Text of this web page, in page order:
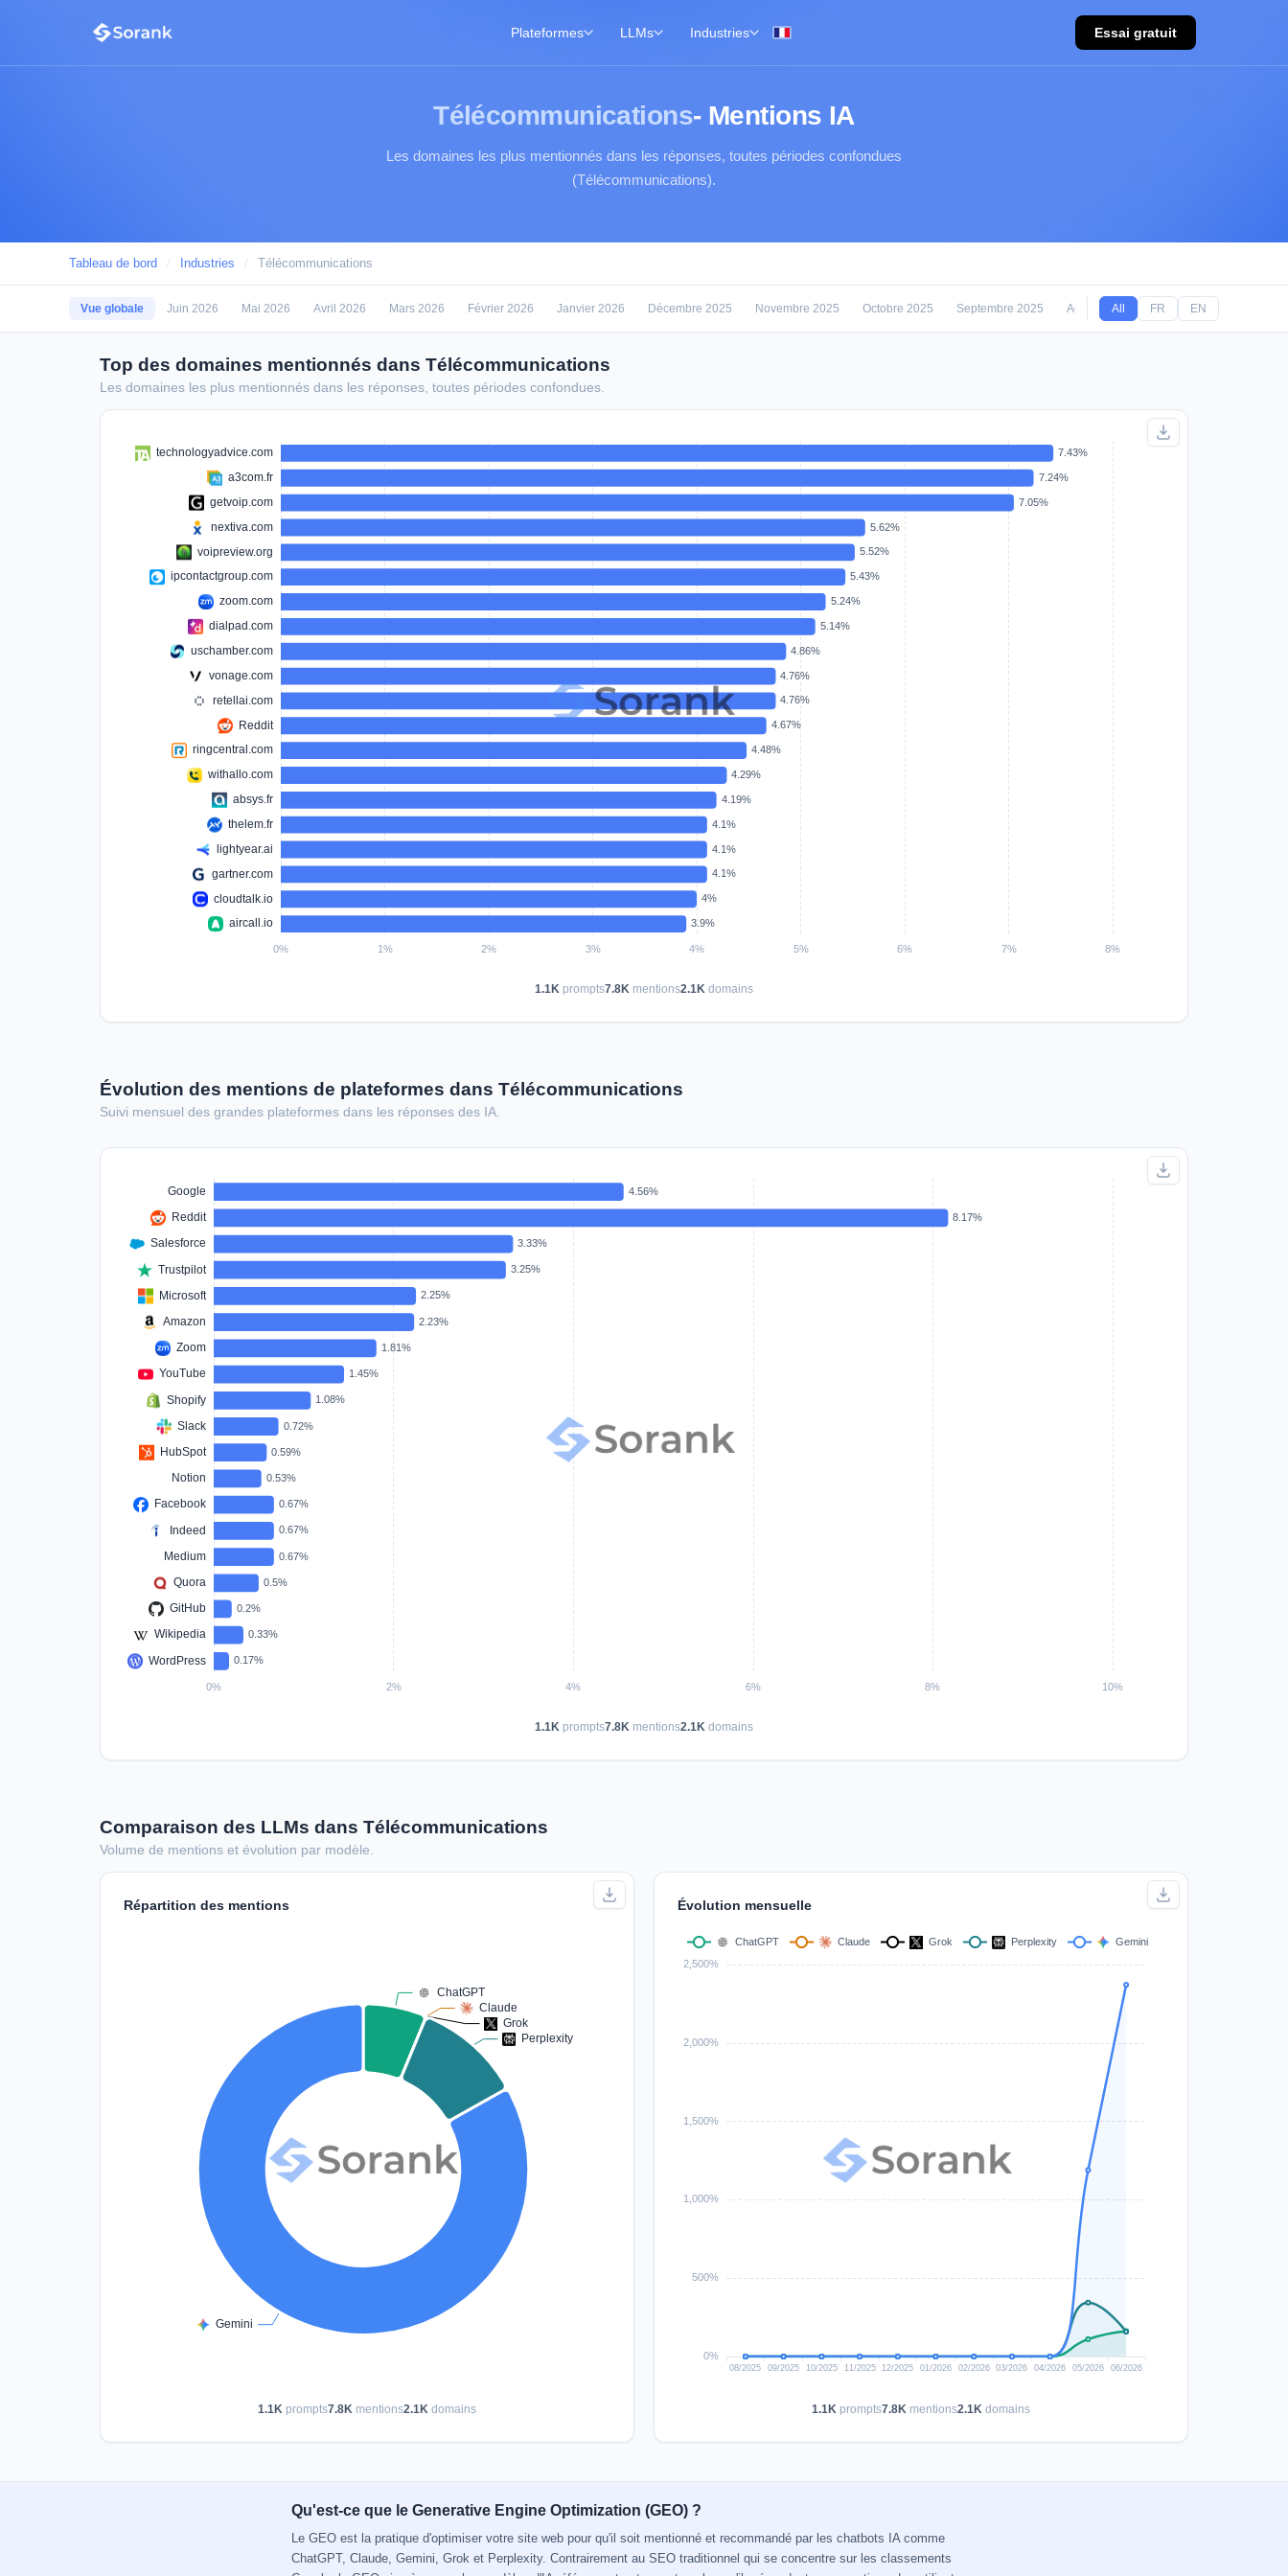
Plateformes LLMs Industries Essai gratuit
Télécommunications- Mentions IA
Les domaines les plus mentionnés dans les réponses, toutes périodes confondues
(Télécommunications).
Tableau de bord / Industries / Télécommunications
Vue globale Juin 2026 Mai 2026 Avril 2026 Mars 2026 Février 2026 Janvier 2026 Décembre 2025 Novembre 2025 Octobre 2025 Septembre 2025 Août 2025
All FR EN
Top des domaines mentionnés dans Télécommunications
Les domaines les plus mentionnés dans les réponses, toutes périodes confondues.
1.1K prompts7.8K mentions2.1K domains
Évolution des mentions de plateformes dans Télécommunications
Suivi mensuel des grandes plateformes dans les réponses des IA.
1.1K prompts7.8K mentions2.1K domains
Comparaison des LLMs dans Télécommunications
Volume de mentions et évolution par modèle.
Répartition des mentions
1.1K prompts7.8K mentions2.1K domains
Évolution mensuelle
1.1K prompts7.8K mentions2.1K domains
Qu'est-ce que le Generative Engine Optimization (GEO) ?
Le GEO est la pratique d'optimiser votre site web pour qu'il soit mentionné et recommandé par les chatbots IA comme
ChatGPT, Claude, Gemini, Grok et Perplexity. Contrairement au SEO traditionnel qui se concentre sur les classements